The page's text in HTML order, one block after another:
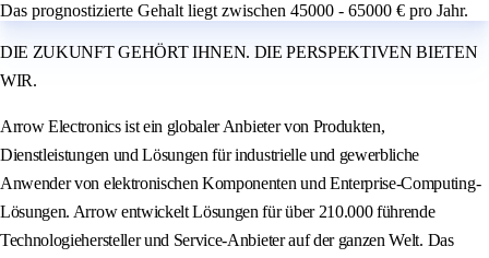
Das prognostizierte Gehalt liegt zwischen 45000 - 65000 € pro Jahr.
DIE ZUKUNFT GEHÖRT IHNEN. DIE PERSPEKTIVEN BIETEN
WIR.
Arrow Electronics ist ein globaler Anbieter von Produkten,
Dienstleistungen und Lösungen für industrielle und gewerbliche
Anwender von elektronischen Komponenten und Enterprise-Computing-
Lösungen. Arrow entwickelt Lösungen für über 210.000 führende
Technologiehersteller und Service-Anbieter auf der ganzen Welt. Das